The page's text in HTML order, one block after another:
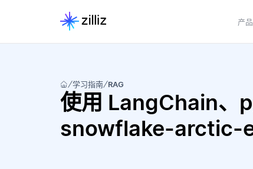
产品
学习指南 RAG
使用 LangChain、
snowflake-arctic-